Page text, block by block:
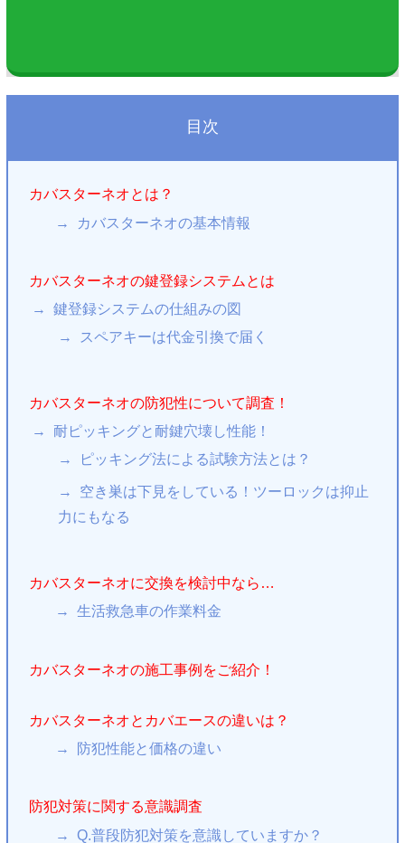
目次
カバスターネオとは？
カバスターネオの基本情報
カバスターネオの鍵登録システムとは
鍵登録システムの仕組みの図
スペアキーは代金引換で届く
カバスターネオの防犯性について調査！
耐ピッキングと耐鍵穴壊し性能！
ピッキング法による試験方法とは？
空き巣は下見をしている！ツーロックは抑止
力にもなる
カバスターネオに交換を検討中なら…
生活救急車の作業料金
カバスターネオの施工事例をご紹介！
カバスターネオとカバエースの違いは？
防犯性能と価格の違い
防犯対策に関する意識調査
Q.普段防犯対策を意識していますか？